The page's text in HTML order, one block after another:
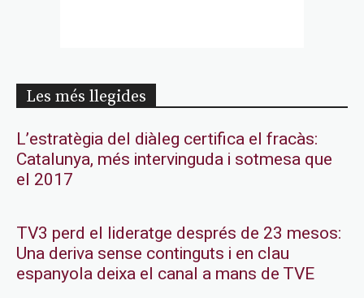
Les més llegides
L’estratègia del diàleg certifica el fracàs:
Catalunya, més intervinguda i sotmesa que
el 2017
TV3 perd el lideratge després de 23 mesos:
Una deriva sense continguts i en clau
espanyola deixa el canal a mans de TVE